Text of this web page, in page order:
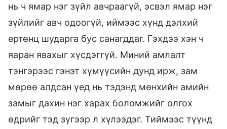
нь ч ямар нэг зүйл авчраагүй, эсвэл ямар нэг
зүйлийг авч одоогүй, иймээс хүнд дэлхий
ертөнц шударга бус санагддаг. Гэхдээ хэн ч
яаран явахыг хүсдэггүй. Миний амлалт
тэнгэрээс гэнэт хүмүүсийн дунд ирж, зам
мөрөө алдсан үед нь тэдэнд мөнхийн амийн
замыг дахин нэг харах боломжийг олгох
өдрийг тэд зүгээр л хүлээдэг. Тиймээс түүнд